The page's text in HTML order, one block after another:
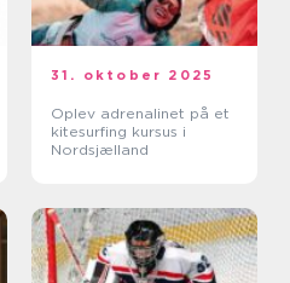
31. oktober 2025
Oplev adrenalinet på et
kitesurfing kursus i
Nordsjælland